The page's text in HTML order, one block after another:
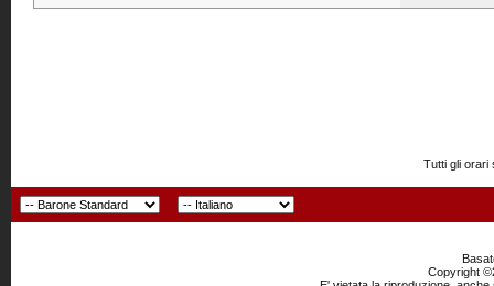
Tutti gli orari
Copyright